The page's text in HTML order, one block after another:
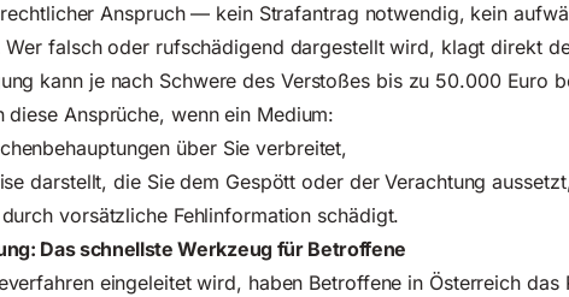
Anspruch — kein Strafantrag notwendig, kein
Wer falsch oder rufschädigend dargestellt wird, klagt direkt
kann je nach Schwere des Verstoßes bis zu 50.000 Euro
diese Ansprüche, wenn ein Medium:
über Sie verbreitet,
darstellt, die Sie dem Gespött oder der Verachtung
vorsätzliche Fehlinformation schädigt.
Das schnellste Werkzeug für Betroffene
eingeleitet wird, haben Betroffene in Österreich das